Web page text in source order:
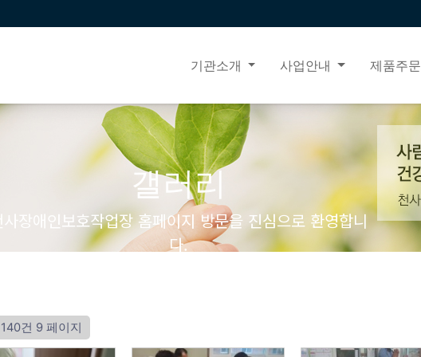
기관소개 사업안내 제품주문
갤러리
장애인보호작업장 홈페이지 방문을 진심으로 환영합니
다.
건 9 페이지